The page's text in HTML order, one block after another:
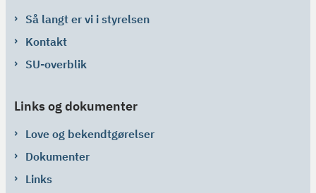
Så langt er vi i styrelsen
Kontakt
SU-overblik
Links og dokumenter
Love og bekendtgørelser
Dokumenter
Links